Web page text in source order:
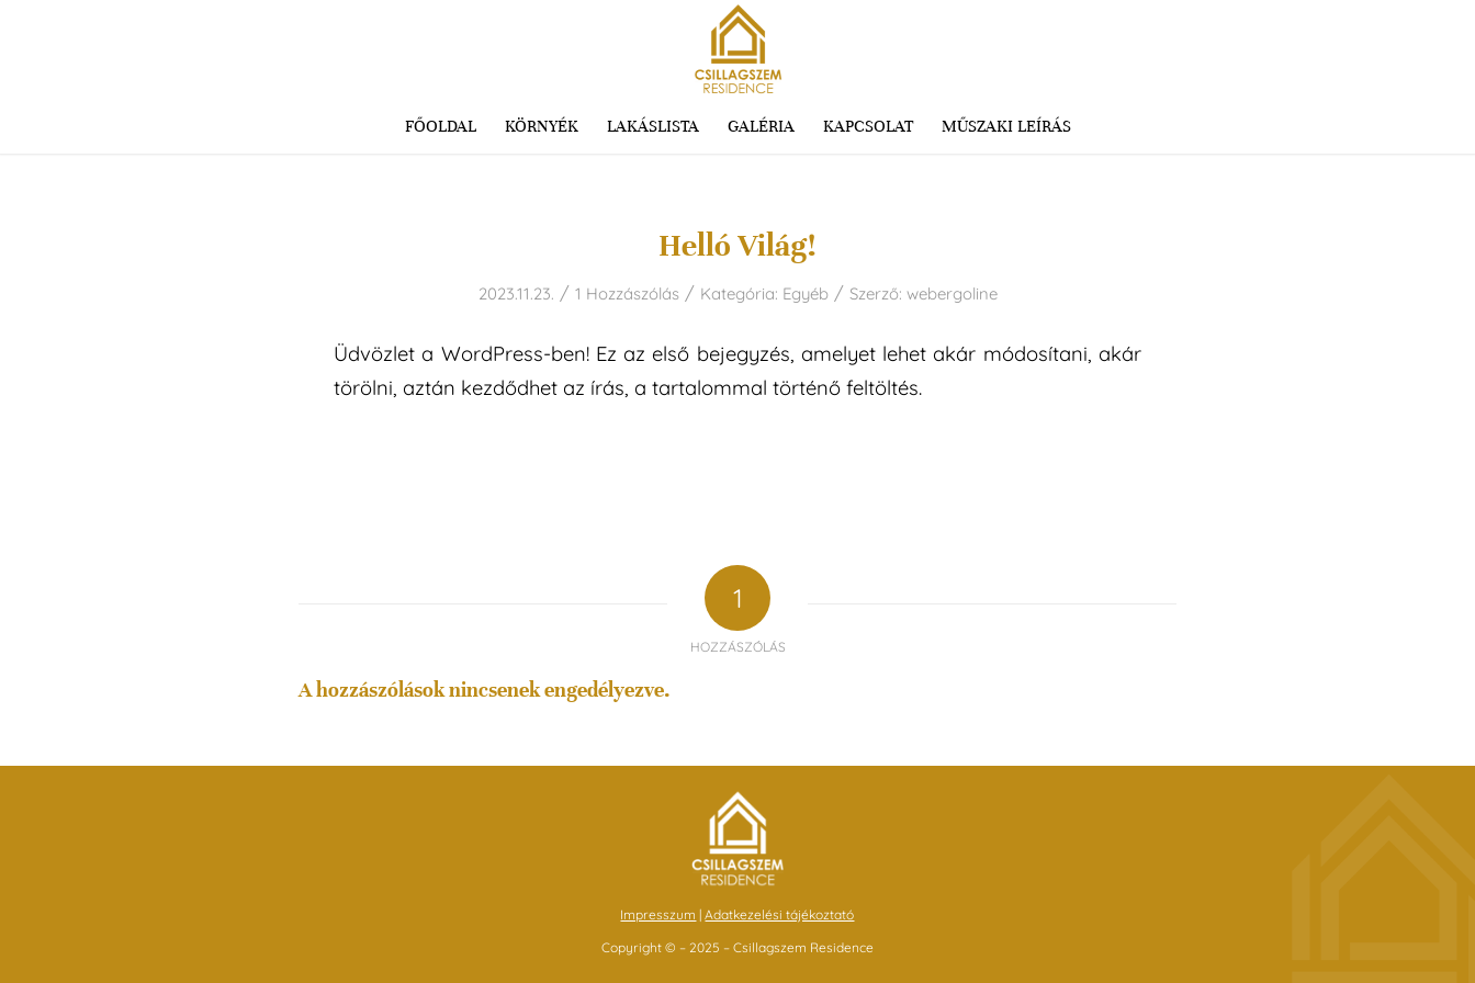
FŐOLDAL KÖRNYÉK LAKÁSLISTA GALÉRIA KAPCSOLAT MŰSZAKI LEÍRÁS
Helló Világ!
2023.11.23. / 1 Hozzászólás / Kategória: Egyéb / Szerző: webergoline
Üdvözlet a WordPress-ben! Ez az első bejegyzés, amelyet lehet akár módosítani, akár
törölni, aztán kezdődhet az írás, a tartalommal történő feltöltés.
1
HOZZÁSZÓLÁS
A hozzászólások nincsenek engedélyezve.
Impresszum |Adatkezelési tájékoztató
Copyright © – 2025 – Csillagszem Residence